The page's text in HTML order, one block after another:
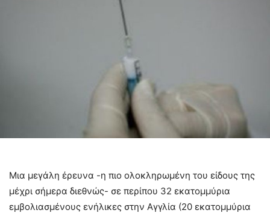
Μια μεγάλη έρευνα -η πιο ολοκληρωμένη του είδους της
μέχρι σήμερα διεθνώς- σε περίπου 32 εκατομμύρια
εμβολιασμένους ενήλικες στην Αγγλία (20 εκατομμύρια